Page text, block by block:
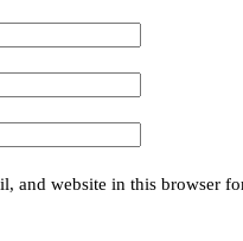
and website in this browser